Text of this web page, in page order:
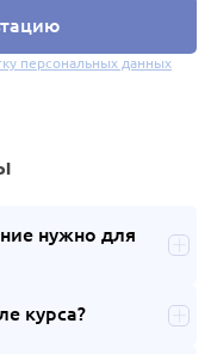
персональных данных
нужно для
курса?